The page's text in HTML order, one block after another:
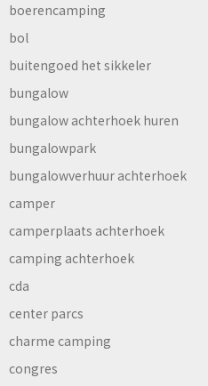
boerencamping
bol
buitengoed het sikkeler
bungalow
bungalow achterhoek huren
bungalowpark
bungalowverhuur achterhoek
camper
camperplaats achterhoek
camping achterhoek
cda
center parcs
charme camping
congres